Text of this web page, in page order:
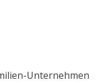
Unternehmen